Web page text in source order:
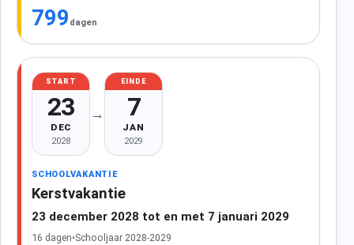
799 dagen
START
23
DEC
2028
→
EINDE
7
JAN
2029
SCHOOLVAKANTIE
Kerstvakantie
23 december 2028 tot en met 7 januari 2029
16 dagen•Schooljaar 2028-2029